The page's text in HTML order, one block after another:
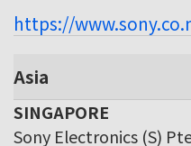
https://
Asia
SINGAPORE
Sony Electronics (S)